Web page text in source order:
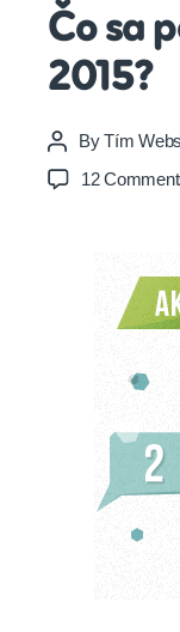
Čo sa
2015?
Post
author
ByTím
12